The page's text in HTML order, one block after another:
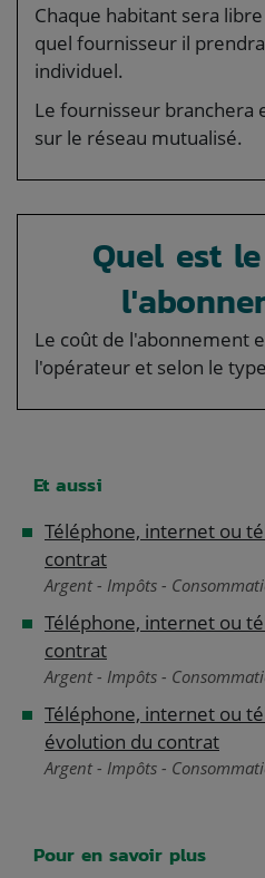
Chaque habitant sera
quel fournisseur il
individuel.
Le fournisseur branchera
sur le réseau mutualisé.
Quel est
Le coût de l'abonnement
l'opérateur et selon le
Et aussi
Téléphone, internet ou
contrat
Argent - Impôts -
Téléphone, internet ou
contrat
Argent - Impôts -
Téléphone, internet ou
évolution du contrat
Argent - Impôts -
Pour en savoir plus